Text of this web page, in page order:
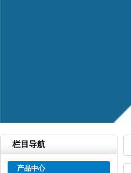
栏目导航
产品中心